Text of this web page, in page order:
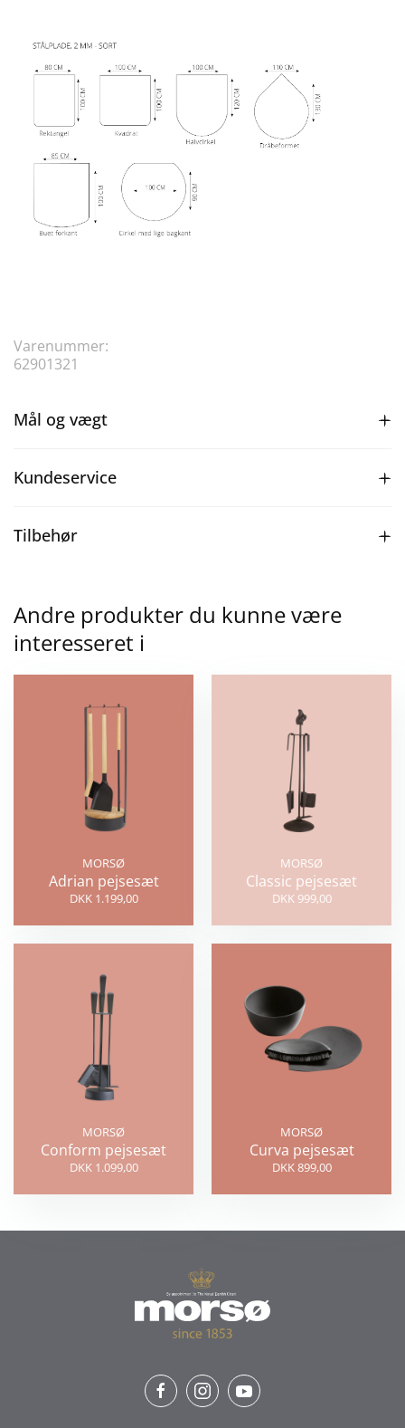
Varenummer:
62901321
Mål og vægt
Kundeservice
Tilbehør
Andre produkter du kunne være
interesseret i
MORSØ
Adrian pejsesæt
DKK 1.199,00
MORSØ
Classic pejsesæt
DKK 999,00
MORSØ
Conform pejsesæt
DKK 1.099,00
MORSØ
Curva pejsesæt
DKK 899,00